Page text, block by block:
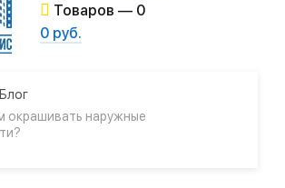
Товаров — 0
0 руб.
Блог
окрашивать наружные